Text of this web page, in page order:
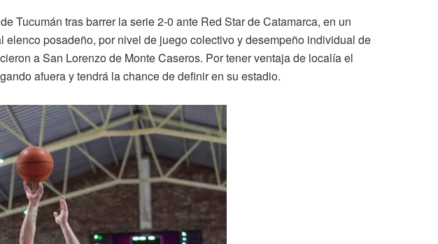
Tucumán tras barrer la serie 2-0 ante Red Star de Catamarca, en un
elenco posadeño, por nivel de juego colectivo y desempeño individual de
a San Lorenzo de Monte Caseros. Por tener ventaja de localía el
afuera y tendrá la chance de definir en su estadio.